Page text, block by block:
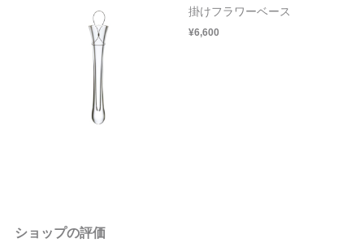
掛けフラワーベース
¥6,600
ショップの評価